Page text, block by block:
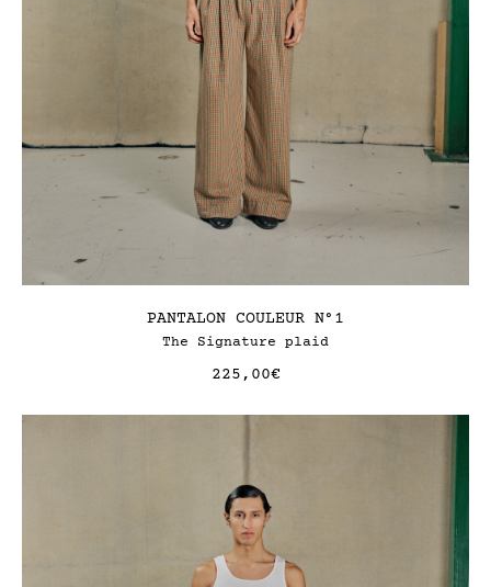
PANTALON COULEUR N°1
The Signature plaid
225,00€